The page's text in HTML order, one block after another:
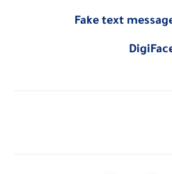
Fake text